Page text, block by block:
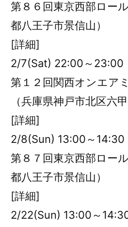
第８６回東京西部ロー
都八王子市景信山）
[詳細]
2/7(Sat) 22:00～23:00
第１２回関西オンエア
（兵庫県神戸市北区六甲
[詳細]
2/8(Sun) 13:00～14:30
第８７回東京西部ロー
都八王子市景信山）
[詳細]
2/22(Sun) 13:00～